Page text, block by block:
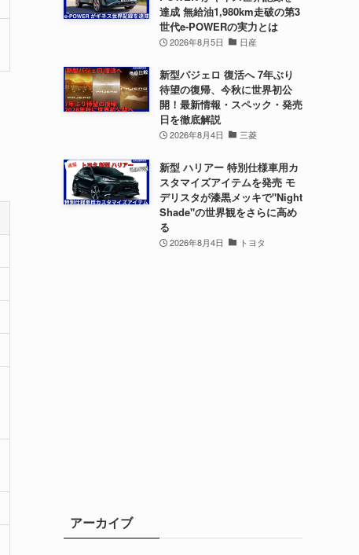
達成 無給油1,980km走破の第3
世代e-POWERの実力とは
2026年8月5日 日産
新型パジェロ 復活へ 7年ぶり
待望の復帰、今秋に世界初公
開！最新情報・スペック・発売
日を徹底解説
2026年8月4日 三菱
新型 ハリアー 特別仕様車用カ
スタマイズアイテムを発売 モ
デリスタが漆黒メッキで"Night
Shade"の世界観をさらに高め
る
2026年8月4日 トヨタ
アーカイブ